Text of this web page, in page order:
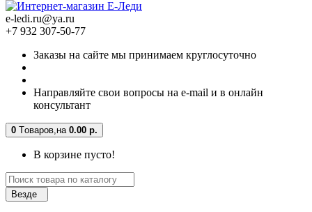
e-ledi.ru@ya.ru
+7 932 307-50-77
Заказы на сайте мы принимаем круглосуточно
Направляйте свои вопросы на e-mail и в онлайн
консультант
0 Tоваров,на 0.00 р.
В корзине пусто!
Везде